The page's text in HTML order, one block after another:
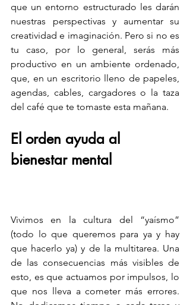
que un entorno estructurado les darán
nuestras perspectivas y aumentar su
creatividad e imaginación. Pero si no es
tu caso, por lo general, serás más
productivo en un ambiente ordenado,
que, en un escritorio lleno de papeles,
agendas, cables, cargadores o la taza
del café que te tomaste esta mañana.
El orden ayuda al
bienestar mental
Vivimos en la cultura del “yaísmo”
(todo lo que queremos para ya y hay
que hacerlo ya) y de la multitarea. Una
de las consecuencias más visibles de
esto, es que actuamos por impulsos, lo
que nos lleva a cometer más errores.